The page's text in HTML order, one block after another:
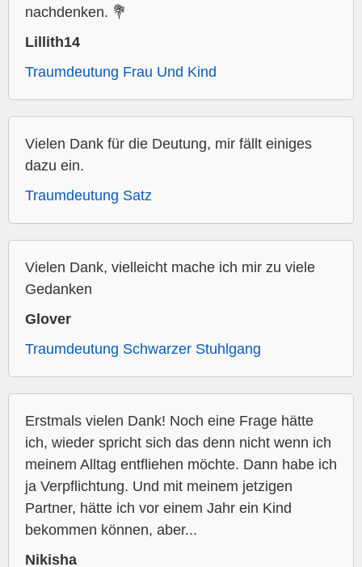
nachdenken. 💐
Lillith14
Traumdeutung Frau Und Kind
Vielen Dank für die Deutung, mir fällt einiges
dazu ein.
Traumdeutung Satz
Vielen Dank, vielleicht mache ich mir zu viele
Gedanken
Glover
Traumdeutung Schwarzer Stuhlgang
Erstmals vielen Dank! Noch eine Frage hätte
ich, wieder spricht sich das denn nicht wenn ich
meinem Alltag entfliehen möchte. Dann habe ich
ja Verpflichtung. Und mit meinem jetzigen
Partner, hätte ich vor einem Jahr ein Kind
bekommen können, aber...
Nikisha